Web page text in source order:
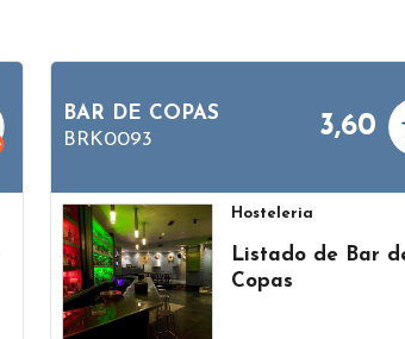
BAR DE COPAS
BRK0093
3,60
Hosteleria
Listado de Bar
Copas